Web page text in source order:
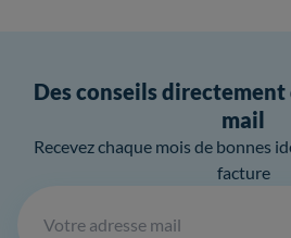
Des conseils
mail
Recevez chaque mois de bonnes
facture